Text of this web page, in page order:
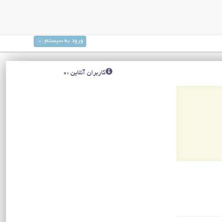
ورود به سیستم
کاربران آنلاین :0